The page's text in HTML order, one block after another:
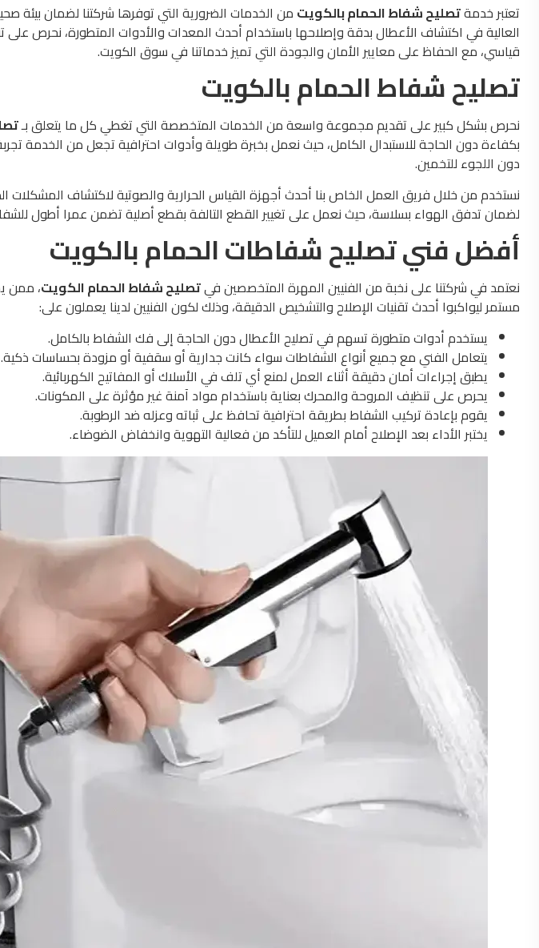
تعتبر خدمةتصليح شفاط الحمام بالكويت من الخدمات الضرورية التي توفرها شركتنا لضمان بيئة
العالية في اكتشاف الأعطال بدقة وإصلاحها باستخدام أحدث المعدات والأدوات المتطورة، نحرص
قياسي، مع الحفاظ على معايير الأمان والجودة التي تميز خدماتنا في سوق الكويت.
تصليح شفاط الحمام بالكويت
نحرص بشكل كبير على تقديم مجموعة واسعة من الخدمات المتخصصة التي تغطي كل ما يتعلق بـ
بكفاءة دون الحاجة للاستبدال الكامل، حيث نعمل بخبرة طويلة وأدوات احترافية تجعل من الخدمة
دون اللجوء للتخمين.
نستخدم من خلال فريق العمل الخاص بنا أحدث أجهزة القياس الحرارية والصوتية لاكتشاف
لضمان تدفق الهواء بسلاسة، حيث نعمل على تغيير القطع التالفة بقطع أصلية تضمن عمرا أطول
أفضل فني تصليح شفاطات الحمام بالكويت
نعتمد في شركتنا على نخبة من الفنيين المهرة المتخصصين فيتصليح شفاط الحمام الكويت، ممن
مستمر ليواكبوا أحدث تقنيات الإصلاح والتشخيص الدقيقة، وذلك لكون الفنيين لدينا يعملون على:
يستخدم أدوات متطورة تسهم في تصليح الأعطال دون الحاجة إلى فك الشفاط بالكامل.
يتعامل الفني مع جميع أنواع الشفاطات سواء كانت جدارية أو سقفية أو مزودة بحساسات ذكية.
يطبق إجراءات أمان دقيقة أثناء العمل لمنع أي تلف في الأسلاك أو المفاتيح الكهربائية.
يحرص على تنظيف المروحة والمحرك بعناية باستخدام مواد آمنة غير مؤثرة على المكونات.
يقوم بإعادة تركيب الشفاط بطريقة احترافية تحافظ على ثباته وعزله ضد الرطوبة.
يختبر الأداء بعد الإصلاح أمام العميل للتأكد من فعالية التهوية وانخفاض الضوضاء.